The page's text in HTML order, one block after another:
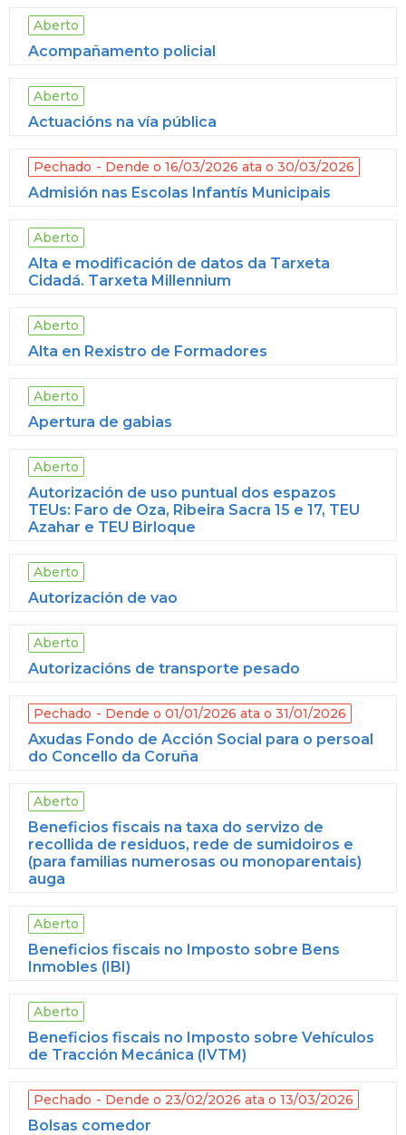
Aberto
Acompañamento policial
Aberto
Actuacións na vía pública
Pechado Dende o 16/03/2026 ata o 30/03/2026
Admisión nas Escolas Infantís Municipais
Aberto
Alta e modificación de datos da Tarxeta
Cidadá. Tarxeta Millennium
Aberto
Alta en Rexistro de Formadores
Aberto
Apertura de gabias
Aberto
Autorización de uso puntual dos espazos
TEUs: Faro de Oza, Ribeira Sacra 15 e 17, TEU
Azahar e TEU Birloque
Aberto
Autorización de vao
Aberto
Autorizacións de transporte pesado
Pechado Dende o 01/01/2026 ata o 31/01/2026
Axudas Fondo de Acción Social para o persoal
do Concello da Coruña
Aberto
Beneficios fiscais na taxa do servizo de
recollida de residuos, rede de sumidoiros e
(para familias numerosas ou monoparentais)
auga
Aberto
Beneficios fiscais no Imposto sobre Bens
Inmobles (IBI)
Aberto
Beneficios fiscais no Imposto sobre Vehículos
de Tracción Mecánica (IVTM)
Pechado Dende o 23/02/2026 ata o 13/03/2026
Bolsas comedor